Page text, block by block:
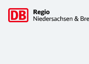
Hauptnavigation